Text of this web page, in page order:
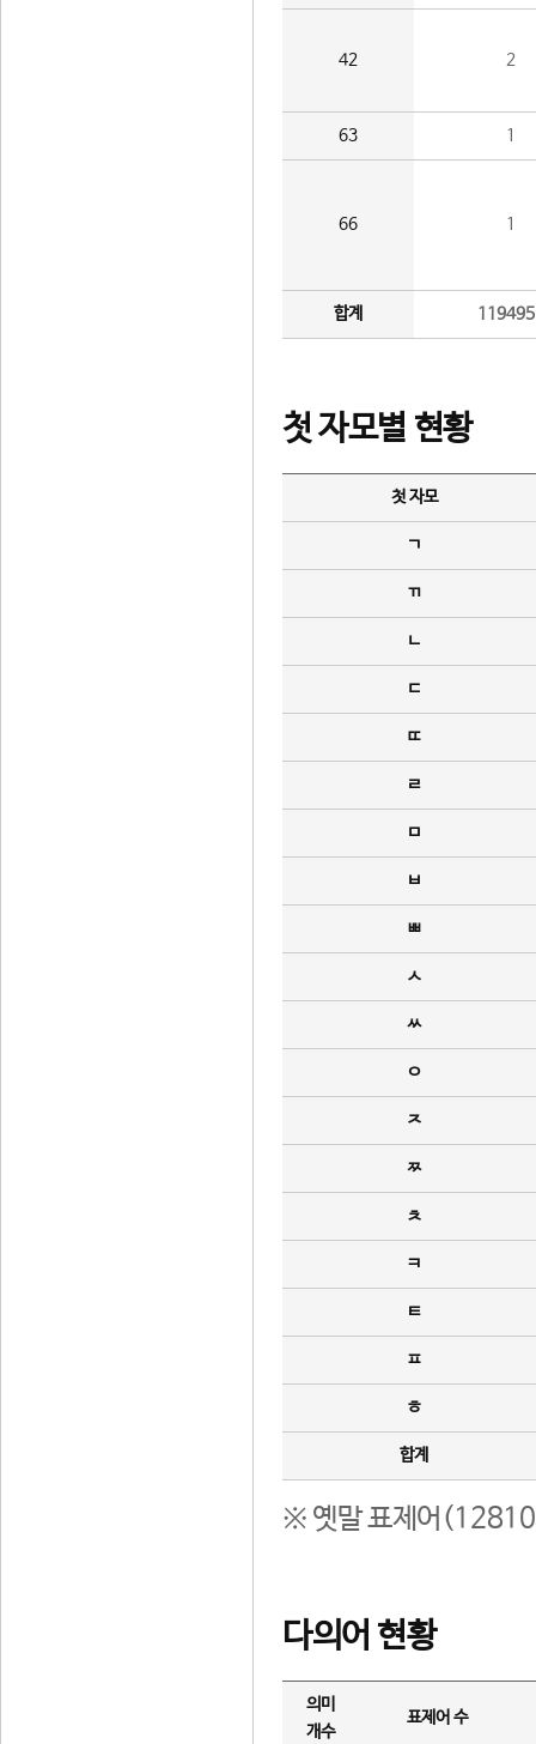
42 2
63 1
66 1
합계
첫 자모별 현황
첫 자모
ㄱ
ㄲ
ㄴ
ㄷ
ㄸ
ㄹ
ㅁ
ㅂ
ㅃ
ㅅ
ㅆ
ㅇ
ㅈ
ㅉ
ㅊ
ㅋ
ㅌ
ㅍ
ㅎ
합계
※ 옛말 표제어(12810
다의어 현황
의미
개수
표제어 수